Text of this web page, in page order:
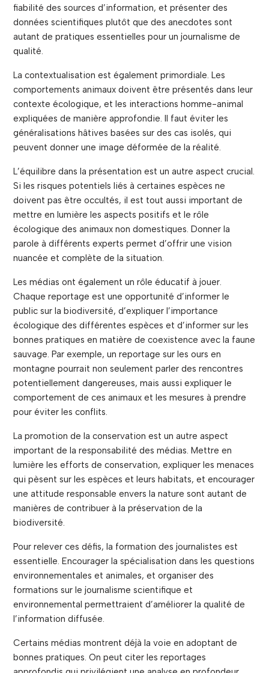
fiabilité des sources d’information, et présenter des
données scientifiques plutôt que des anecdotes sont
autant de pratiques essentielles pour un journalisme de
qualité.
La contextualisation est également primordiale. Les
comportements animaux doivent être présentés dans leur
contexte écologique, et les interactions homme-animal
expliquées de manière approfondie. Il faut éviter les
généralisations hâtives basées sur des cas isolés, qui
peuvent donner une image déformée de la réalité.
L’équilibre dans la présentation est un autre aspect crucial.
Si les risques potentiels liés à certaines espèces ne
doivent pas être occultés, il est tout aussi important de
mettre en lumière les aspects positifs et le rôle
écologique des animaux non domestiques. Donner la
parole à différents experts permet d’offrir une vision
nuancée et complète de la situation.
Les médias ont également un rôle éducatif à jouer.
Chaque reportage est une opportunité d’informer le
public sur la biodiversité, d’expliquer l’importance
écologique des différentes espèces et d’informer sur les
bonnes pratiques en matière de coexistence avec la faune
sauvage. Par exemple, un reportage sur les ours en
montagne pourrait non seulement parler des rencontres
potentiellement dangereuses, mais aussi expliquer le
comportement de ces animaux et les mesures à prendre
pour éviter les conflits.
La promotion de la conservation est un autre aspect
important de la responsabilité des médias. Mettre en
lumière les efforts de conservation, expliquer les menaces
qui pèsent sur les espèces et leurs habitats, et encourager
une attitude responsable envers la nature sont autant de
manières de contribuer à la préservation de la
biodiversité.
Pour relever ces défis, la formation des journalistes est
essentielle. Encourager la spécialisation dans les questions
environnementales et animales, et organiser des
formations sur le journalisme scientifique et
environnemental permettraient d’améliorer la qualité de
l’information diffusée.
Certains médias montrent déjà la voie en adoptant de
bonnes pratiques. On peut citer les reportages